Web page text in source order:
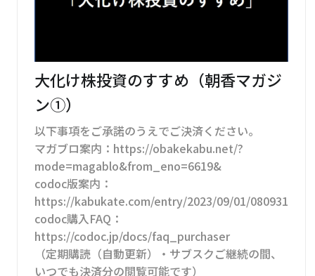
大化け株投資のすすめ（朝香マガジ
ン①）
以下事項をご承諾のうえでご決済ください。
マガブロ案内：https://obakekabu.net/?
mode=magablo&from_eno=6619&
codoc版案内：
https://kabukate.com/entry/2023/09/01/080931
codoc購入FAQ：
https://codoc.jp/docs/faq_purchaser
（定期購読（自動更新）・サブスクご継続の間、
いつでも決済分の閲覧可能です）